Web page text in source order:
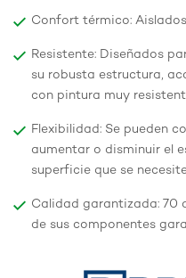
Confort térmico:
Resistente: Diseñados
su robusta estructura,
con pintura muy
Flexibilidad: Se pueden
aumentar o disminuir el
superficie que se
Calidad garantizada: 70
de sus componentes